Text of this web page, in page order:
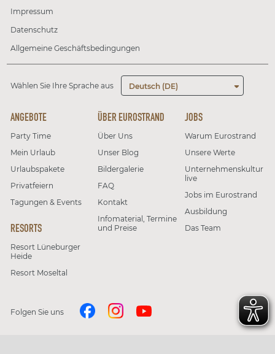
Impressum
Datenschutz
Allgemeine Geschäftsbedingungen
Wählen Sie Ihre Sprache aus Deutsch (DE)
ANGEBOTE
Party Time
Mein Urlaub
Urlaubspakete
Privatfeiern
Tagungen & Events
RESORTS
Resort Lüneburger
Heide
Resort Moseltal
ÜBER EUROSTRAND
Über Uns
Unser Blog
Bildergalerie
FAQ
Kontakt
Infomaterial, Termine
und Preise
JOBS
Warum Eurostrand
Unsere Werte
Unternehmenskultur
live
Jobs im Eurostrand
Ausbildung
Das Team
Folgen Sie uns